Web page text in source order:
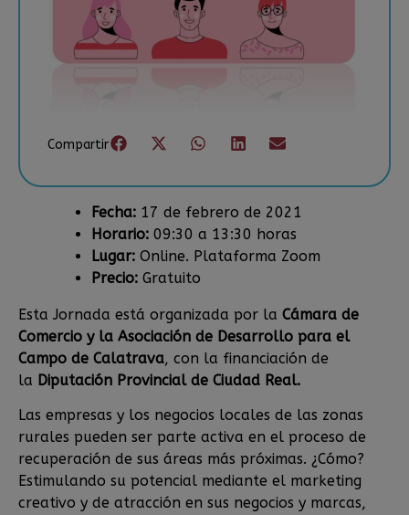
Compartir
Fecha: 17 de febrero de 2021
Horario: 09:30 a 13:30 horas
Lugar: Online. Plataforma Zoom
Precio: Gratuito
Esta Jornada está organizada por la Cámara de
Comercio y la Asociación de Desarrollo para el
Campo de Calatrava, con la financiación de
la Diputación Provincial de Ciudad Real.
Las empresas y los negocios locales de las zonas
rurales pueden ser parte activa en el proceso de
recuperación de sus áreas más próximas. ¿Cómo?
Estimulando su potencial mediante el marketing
creativo y de atracción en sus negocios y marcas,